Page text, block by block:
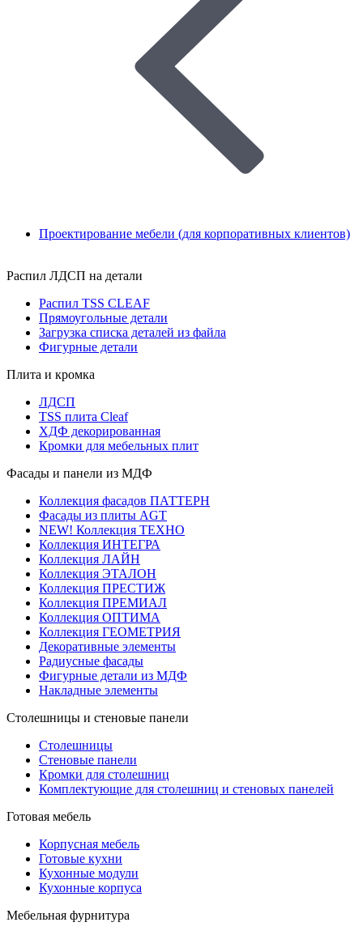
Проектирование мебели (для корпоративных клиентов)
Распил ЛДСП на детали
Распил TSS CLEAF
Прямоугольные детали
Загрузка списка деталей из файла
Фигурные детали
Плита и кромка
ЛДСП
TSS плита Cleaf
ХДФ декорированная
Кромки для мебельных плит
Фасады и панели из МДФ
Коллекция фасадов ПАТТЕРН
Фасады из плиты AGT
NEW! Коллекция ТЕХНО
Коллекция ИНТЕГРА
Коллекция ЛАЙН
Коллекция ЭТАЛОН
Коллекция ПРЕСТИЖ
Коллекция ПРЕМИАЛ
Коллекция ОПТИМА
Коллекция ГЕОМЕТРИЯ
Декоративные элементы
Радиусные фасады
Фигурные детали из МДФ
Накладные элементы
Столешницы и стеновые панели
Столешницы
Стеновые панели
Кромки для столешниц
Комплектующие для столешниц и стеновых панелей
Готовая мебель
Корпусная мебель
Готовые кухни
Кухонные модули
Кухонные корпуса
Мебельная фурнитура